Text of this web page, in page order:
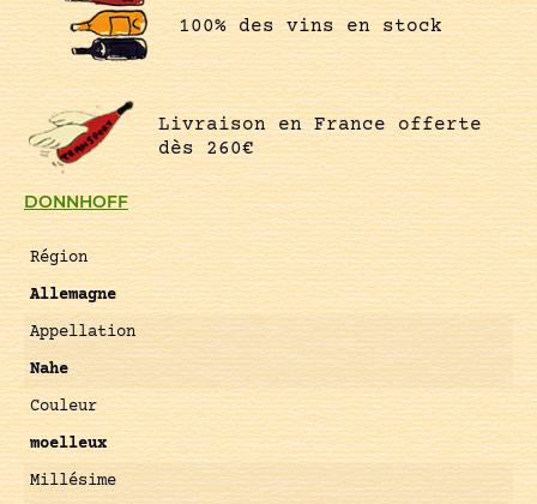
DONNHOFF
Région
Allemagne
Appellation
Nahe
Couleur
moelleux
Millésime
100% des vins en stock
Livraison en France offerte
dès 260€